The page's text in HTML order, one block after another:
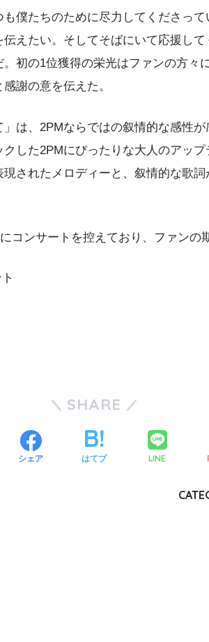
僕たちのために尽力してくださっ
えたい。そしてそばにいて応援し
初の1位獲得の栄光はファンの方々
謝の意を伝えた。
」は、2PMならではの叙情的な感性
した2PMにぴったりな大人のアッ
されたメロディーと、叙情的な歌
コンサートを控えており、ファンの
SHARE
シェア はてブ LINE